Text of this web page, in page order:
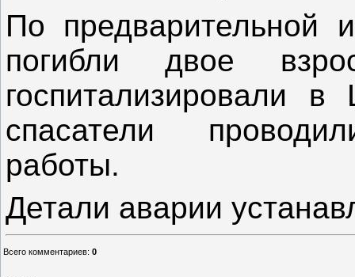
По
погибли двое
госпитализировали
спасатели
работы.
Детали аварии
Всего комментариев: 0